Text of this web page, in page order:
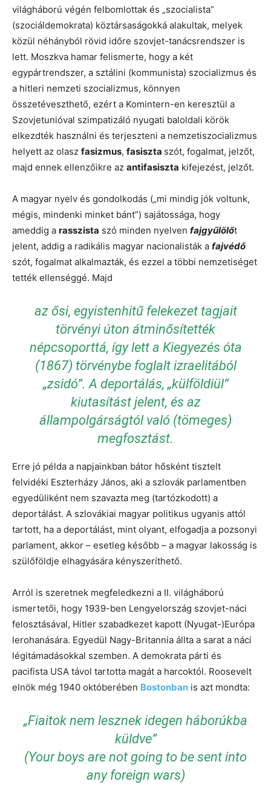
világháború végén felbomlottak és „szocialista”
(szociáldemokrata) köztársaságokká alakultak, melyek
közül néhányból rövid időre szovjet-tanácsrendszer is
lett. Moszkva hamar felismerte, hogy a két
egypártrendszer, a sztálini (kommunista) szocializmus és
a hitleri nemzeti szocializmus, könnyen
összetéveszthető, ezért a Komintern-en keresztül a
Szovjetunióval szimpatizáló nyugati baloldali körök
elkezdték használni és terjeszteni a nemzetiszocializmus
helyett az olasz fasizmus, fasiszta szót, fogalmat, jelzőt,
majd ennek ellenzőikre az antifasiszta kifejezést, jelzőt.
A magyar nyelv és gondolkodás („mi mindig jók voltunk,
mégis, mindenki minket bánt”) sajátossága, hogy
ameddig a rasszista szó minden nyelven fajgyűlölőt
jelent, addig a radikális magyar nacionalisták a fajvédő
szót, fogalmat alkalmazták, és ezzel a többi nemzetiséget
tették ellenséggé. Majd
az ősi, egyistenhitű felekezet tagjait
törvényi úton átminősítették
népcsoporttá, így lett a Kiegyezés óta
(1867) törvénybe foglalt izraelitából
„zsidó”. A deportálás, „külföldiül”
kiutasítást jelent, és az
állampolgárságtól való (tömeges)
megfosztást.
Erre jó példa a napjainkban bátor hősként tisztelt
felvidéki Eszterházy János, aki a szlovák parlamentben
egyedüliként nem szavazta meg (tartózkodott) a
deportálást. A szlovákiai magyar politikus ugyanis attól
tartott, ha a deportálást, mint olyant, elfogadja a pozsonyi
parlament, akkor – esetleg később – a magyar lakosság is
szülőföldje elhagyására kényszeríthető.
Arról is szeretnek megfeledkezni a II. világháború
ismertetői, hogy 1939-ben Lengyelország szovjet-náci
felosztásával, Hitler szabadkezet kapott (Nyugat-)Európa
lerohanására. Egyedül Nagy-Britannia állta a sarat a náci
légitámadásokkal szemben. A demokrata párti és
pacifista USA távol tartotta magát a harcoktól. Roosevelt
elnök még 1940 októberében Bostonban is azt mondta:
„Fiaitok nem lesznek idegen háborúkba
küldve”
(Your boys are not going to be sent into
any foreign wars)